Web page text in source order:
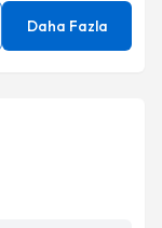
Daha Fazla